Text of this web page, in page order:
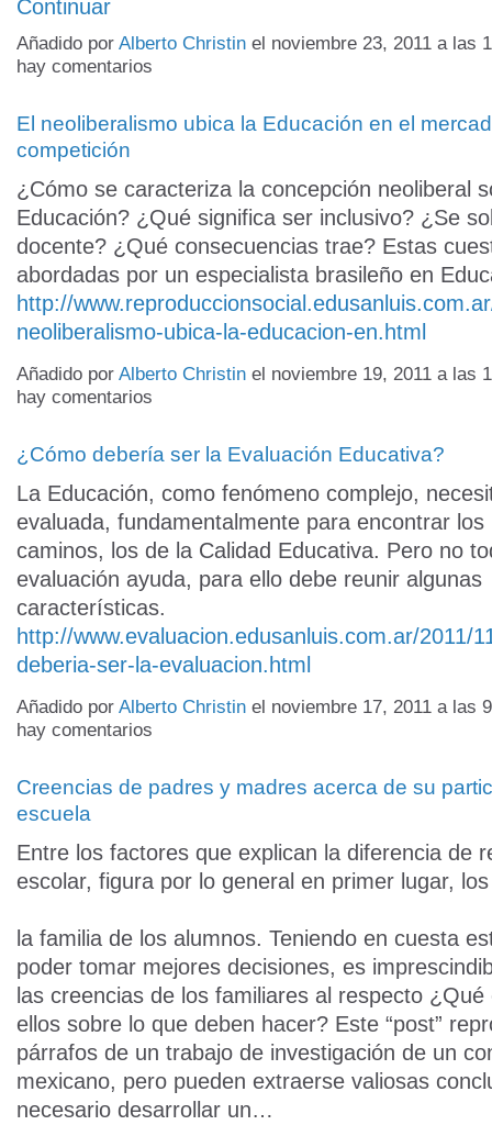
Continuar
Añadido por Alberto Christin el noviembre 23, 2011 a las
hay comentarios
El neoliberalismo ubica la Educación en el
competición
¿Cómo se caracteriza la concepción neoliberal
Educación? ¿Qué significa ser inclusivo? ¿Se
docente? ¿Qué consecuencias trae? Estas
abordadas por un especialista brasileño en
http://
neoliberalismo-ubica-la-educacion-en.html
Añadido por Alberto Christin el noviembre 19, 2011 a las
hay comentarios
¿Cómo debería ser la Evaluación Educativa?
La Educación, como fenómeno complejo,
evaluada, fundamentalmente para encontrar los
caminos, los de la Calidad Educativa. Pero no
evaluación ayuda, para ello debe reunir algunas
características.
http://www.evaluacion.edusanluis.com.ar/2011/
deberia-ser-la-evaluacion.html
Añadido por Alberto Christin el noviembre 17, 2011 a las
hay comentarios
Creencias de padres y madres acerca de su
escuela
Entre los factores que explican la diferencia de
escolar, figura por lo general en primer lugar,
la familia de los alumnos. Teniendo en cuesta
poder tomar mejores decisiones, es
las creencias de los familiares al respecto ¿Qué
ellos sobre lo que deben hacer? Este “post”
párrafos de un trabajo de investigación de un
mexicano, pero pueden extraerse valiosas
necesario desarrollar un…